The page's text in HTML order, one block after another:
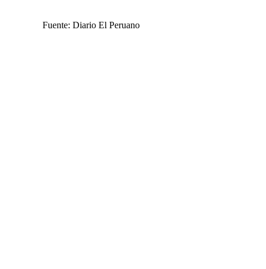
Fuente: Diario El Peruano